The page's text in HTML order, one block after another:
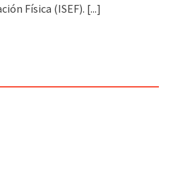
Física (ISEF). [...]